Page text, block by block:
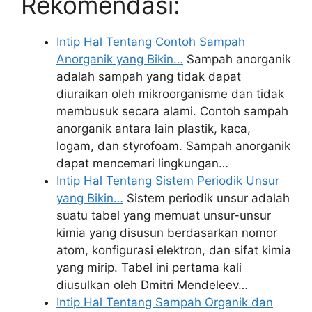
Intip Hal Tentang Contoh Sampah
Anorganik yang Bikin… Sampah anorganik
adalah sampah yang tidak dapat
diuraikan oleh mikroorganisme dan tidak
membusuk secara alami. Contoh sampah
anorganik antara lain plastik, kaca,
logam, dan styrofoam. Sampah anorganik
dapat mencemari lingkungan…
Intip Hal Tentang Sistem Periodik Unsur
yang Bikin… Sistem periodik unsur adalah
suatu tabel yang memuat unsur-unsur
kimia yang disusun berdasarkan nomor
atom, konfigurasi elektron, dan sifat kimia
yang mirip. Tabel ini pertama kali
diusulkan oleh Dmitri Mendeleev…
Intip Hal Tentang Sampah Organik dan